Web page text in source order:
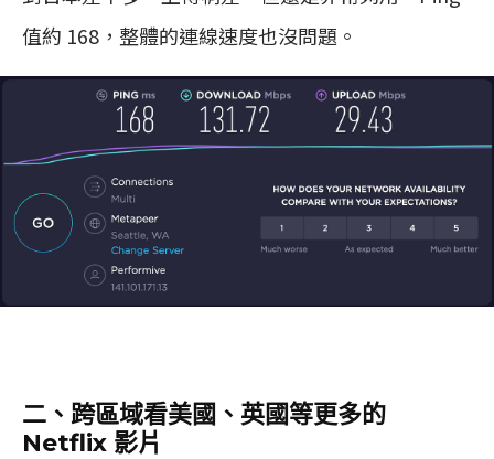
值約 168，整體的連線速度也沒問題。
二、跨區域看美國、英國等更多的
Netflix 影片